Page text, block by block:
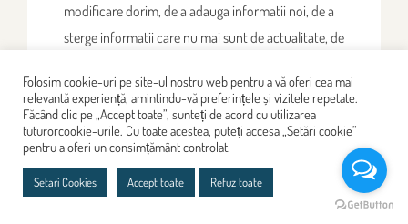
modificare dorim, de a adauga informatii noi, de a
sterge informatii care nu mai sunt de actualitate, de
in prealabil utilizatorii.
Aveti dreptul de a ne solicita corectarea, stergerea,
blocarea sau actualizarea acelor informatii care nu
sunt conforme cu prevederile legii cu privire la
Folosim cookie-uri pe site-ul nostru web pentru a vă oferi cea mai
relevantă experiență, amintindu-vă preferințele și vizitele repetate.
Făcând clic pe „Accept toate”, sunteți de acord cu utilizarea
tuturorcookie-urile. Cu toate acestea, puteți accesa „Setări cookie”
pentru a oferi un consimțământ controlat.
Setari Cookies Accept toate Refuz toate